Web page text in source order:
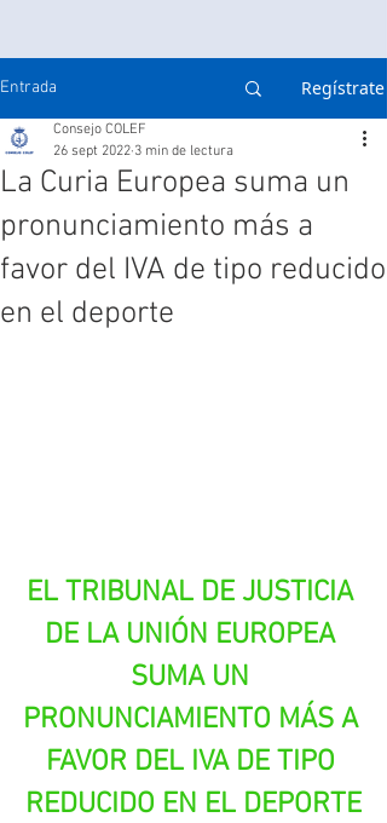
Entrada Regístrate
La Curia Europea suma un
pronunciamiento más a
favor del IVA de tipo reducido
en el deporte
Consejo COLEF
26 sept 2022 3 min de lectura
EL TRIBUNAL DE JUSTICIA
DE LA UNIÓN EUROPEA
SUMA UN
PRONUNCIAMIENTO MÁS A
FAVOR DEL IVA DE TIPO
REDUCIDO EN EL DEPORTE